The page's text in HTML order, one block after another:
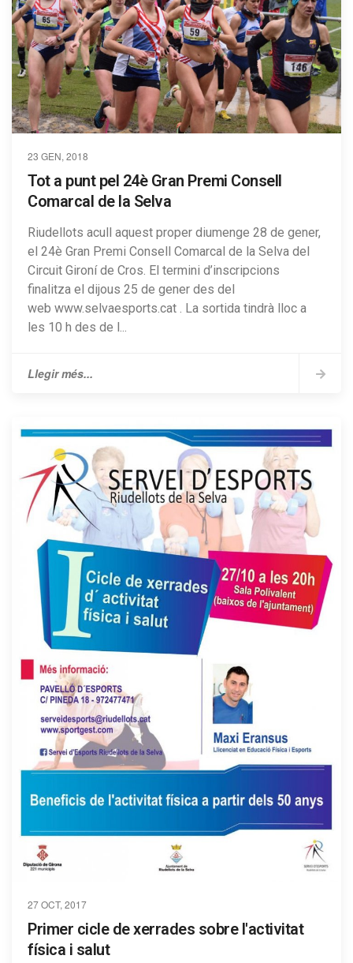
23 GEN, 2018
Tot a punt pel 24è Gran Premi Consell
Comarcal de la Selva
Riudellots acull aquest proper diumenge 28 de gener,
el 24è Gran Premi Consell Comarcal de la Selva del
Circuit Gironí de Cros. El termini d’inscripcions
finalitza el dijous 25 de gener des del
web www.selvaesports.cat . La sortida tindrà lloc a
les 10 h des de l...
Llegir més...
27 OCT, 2017
Primer cicle de xerrades sobre l'activitat
física i salut